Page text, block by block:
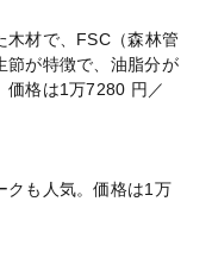
木材で、FSC（森林管
節が特徴で、油脂分が
価格は1万7280 円／
クも人気。価格は1万